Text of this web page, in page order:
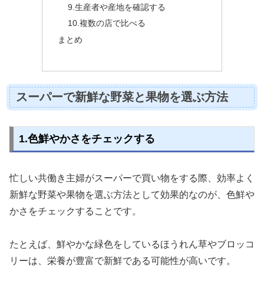
9.生産者や産地を確認する
10.複数の店で比べる
まとめ
スーパーで新鮮な野菜と果物を選ぶ方法
1.色鮮やかさをチェックする
忙しい共働き主婦がスーパーで買い物をする際、効率よく
新鮮な野菜や果物を選ぶ方法として効果的なのが、色鮮や
かさをチェックすることです。
たとえば、鮮やかな緑色をしているほうれん草やブロッコ
リーは、栄養が豊富で新鮮である可能性が高いです。